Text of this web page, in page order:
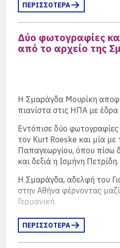
και πριν από την απονομή
Νιόβη Ιορδανίδου (12C),
ΠΕΡΙΣΣΟΤΕΡΑ
Δύο φωτογραφίες
από το αρχείο της
Η Σμαράγδα Μουρίκη
πιανίστα στις ΗΠΑ με
Εντόπισε δύο
τον Kurt Roeske και μία
Παπαγεωργίου, όπου πίσω
και δεξιά η Ισμήνη Πετρίδη.
Η Σμαράγδα, αδελφή του
στην Αθήνα φέρνοντας
Γερμανική.
(περισσότερα…)
ΠΕΡΙΣΣΟΤΕΡΑ